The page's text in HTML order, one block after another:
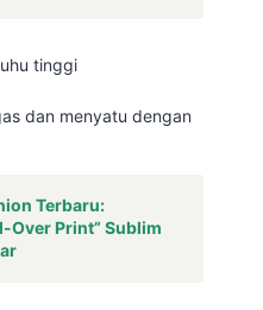
tinggi
dan menyatu dengan
Terbaru:
Over Print” Sublim